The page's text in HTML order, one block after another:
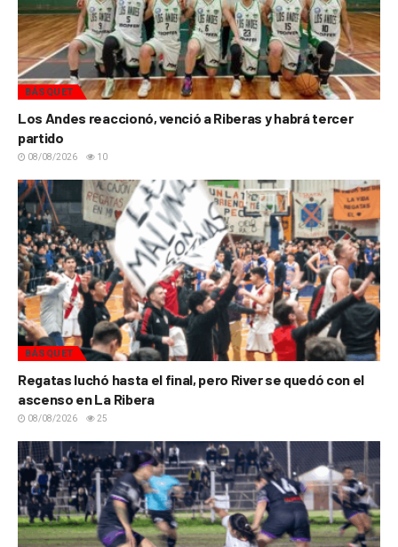
BÁSQUET
Los Andes reaccionó, venció a Riberas y habrá tercer
partido
08/08/2026 10
BÁSQUET
Regatas luchó hasta el final, pero River se quedó con el
ascenso en La Ribera
08/08/2026 25